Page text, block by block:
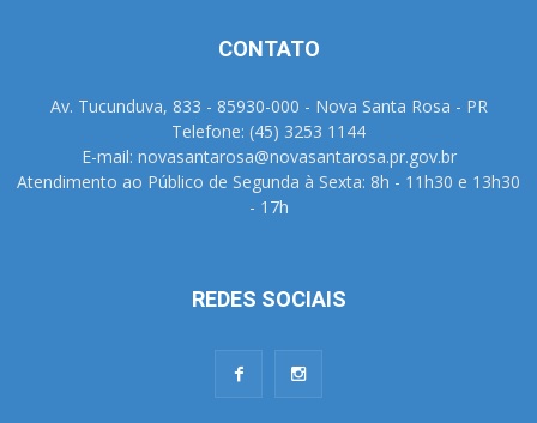
CONTATO
Av. Tucunduva, 833 - 85930-000 - Nova Santa Rosa - PR
Telefone: (45) 3253 1144
E-mail: novasantarosa@novasantarosa.pr.gov.br
Atendimento ao Público de Segunda à Sexta: 8h - 11h30 e 13h30
- 17h
REDES SOCIAIS